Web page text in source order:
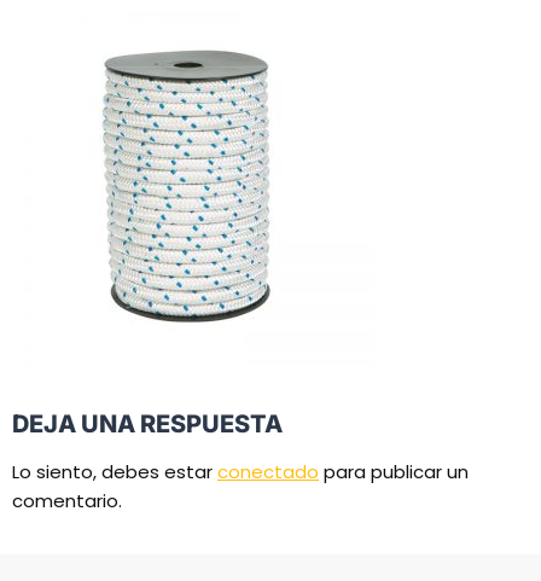
DEJA UNA RESPUESTA
Lo siento, debes estarconectado para publicar un
comentario.